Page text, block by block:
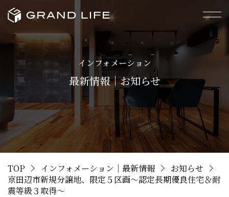
インフォメーション
最新情報｜お知らせ
TOP インフォメーション｜最新情報
お知らせ
京田辺市新規分譲地、限定５区画～認定長期優良住宅＆耐
震等級３取得～